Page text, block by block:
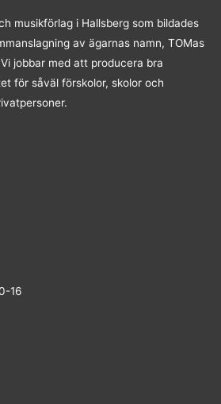
musikförlag i Hallsberg som bildades
av ägarnas namn, TOMas
jobbar med att producera bra
för såväl förskolor, skolor och
16